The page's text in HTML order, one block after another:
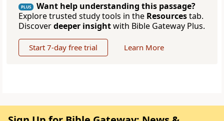
PLUS
Want help understanding this passage?
Explore trusted study tools in the Resourcestab.
Discoverdeeper insightwith Bible Gateway Plus.
Start 7-day free trial Learn More